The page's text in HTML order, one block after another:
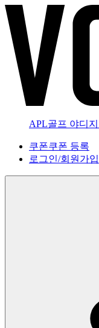
APL골프 야디지
쿠폰쿠폰 등록
로그인/회원가입